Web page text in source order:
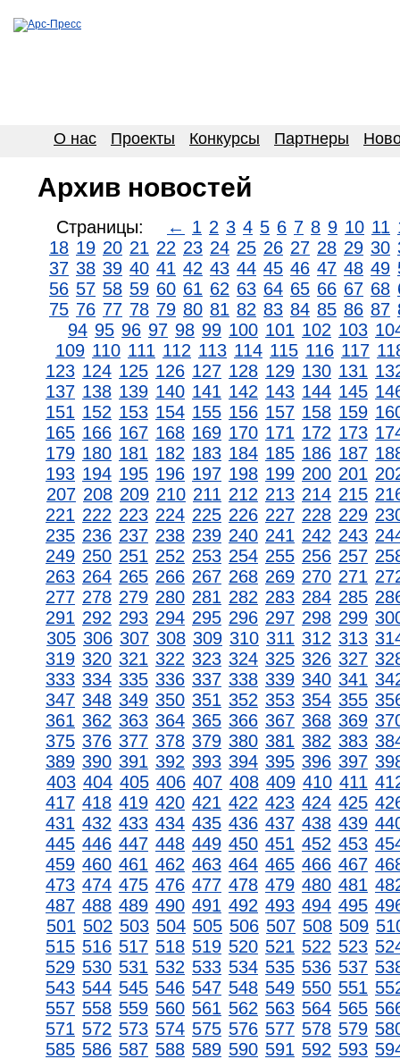
О нас Проекты Конкурсы Партнеры
Архив новостей
Страницы: ← 1 2 3 4 5 6 7 8 9 10 11
18 19 20 21 22 23 24 25 26 27 28 29 30
37 38 39 40 41 42 43 44 45 46 47 48 49
56 57 58 59 60 61 62 63 64 65 66 67 68
75 76 77 78 79 80 81 82 83 84 85 86 87
94 95 96 97 98 99 100 101 102 103
109 110 111 112 113 114 115 116 117
123 124 125 126 127 128 129 130 131
137 138 139 140 141 142 143 144 145
151 152 153 154 155 156 157 158 159
165 166 167 168 169 170 171 172 173
179 180 181 182 183 184 185 186 187
193 194 195 196 197 198 199 200 201
207 208 209 210 211 212 213 214 215
221 222 223 224 225 226 227 228 229
235 236 237 238 239 240 241 242 243
249 250 251 252 253 254 255 256 257
263 264 265 266 267 268 269 270 271
277 278 279 280 281 282 283 284 285
291 292 293 294 295 296 297 298 299
305 306 307 308 309 310 311 312 313
319 320 321 322 323 324 325 326 327
333 334 335 336 337 338 339 340 341
347 348 349 350 351 352 353 354 355
361 362 363 364 365 366 367 368 369
375 376 377 378 379 380 381 382 383
389 390 391 392 393 394 395 396 397
403 404 405 406 407 408 409 410 411
417 418 419 420 421 422 423 424 425
431 432 433 434 435 436 437 438 439
445 446 447 448 449 450 451 452 453
459 460 461 462 463 464 465 466 467
473 474 475 476 477 478 479 480 481
487 488 489 490 491 492 493 494 495
501 502 503 504 505 506 507 508 509
515 516 517 518 519 520 521 522 523
529 530 531 532 533 534 535 536 537
543 544 545 546 547 548 549 550 551
557 558 559 560 561 562 563 564 565
571 572 573 574 575 576 577 578 579
585 586 587 588 589 590 591 592 593